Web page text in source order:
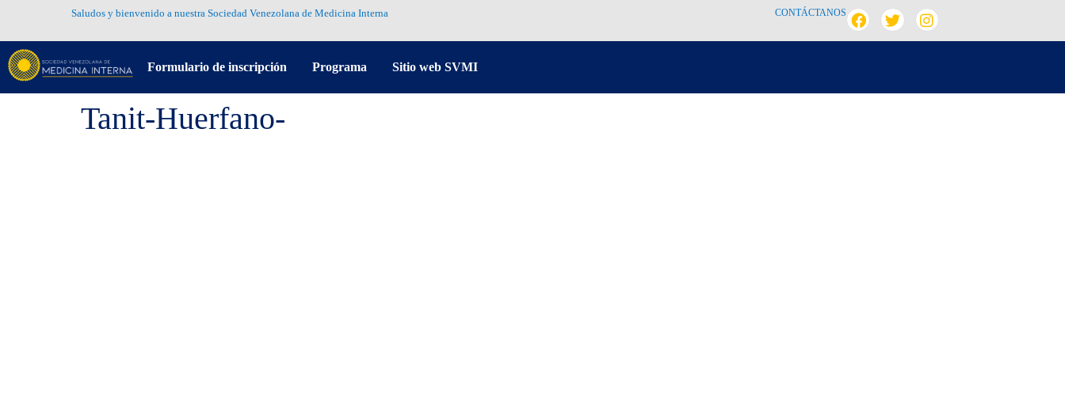
Saludos y bienvenido a nuestra Sociedad Venezolana de Medicina Interna CONTÁCTANOS
Formulario de inscripción Programa Sitio web SVMI
Tanit-Huerfano-